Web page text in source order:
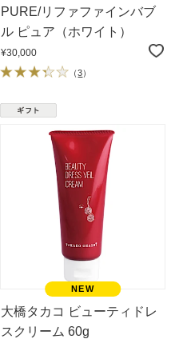
PURE/リファファインバブ
ル ピュア（ホワイト）
¥30,000
（3）
大橋タカコ ビューティドレ
スクリーム 60g